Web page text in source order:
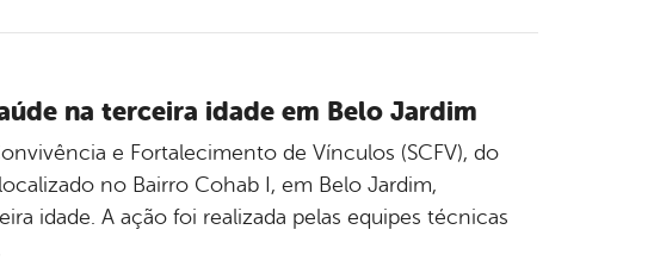
na terceira idade em Belo Jardim
e Fortalecimento de Vínculos (SCFV), do
no Bairro Cohab I, em Belo Jardim,
idade. A ação foi realizada pelas equipes técnicas